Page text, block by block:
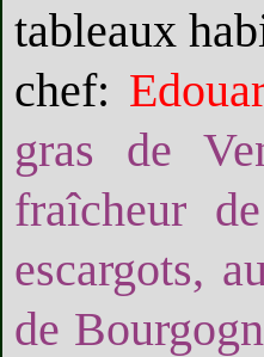
tableaux
chef:
gras de
fraîcheur
escargots,
de